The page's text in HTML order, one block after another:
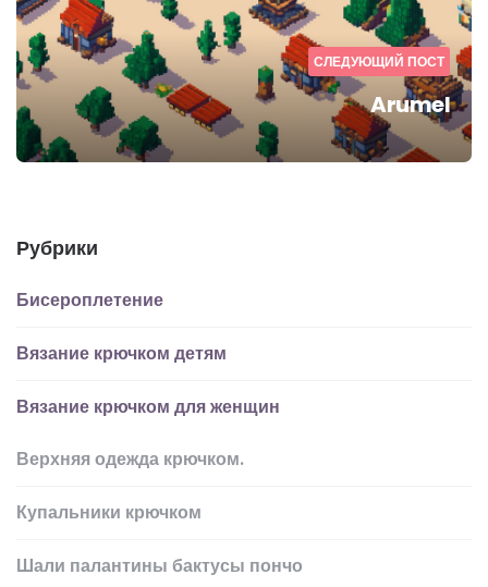
СЛЕДУЮЩИЙ ПОСТ
Arumel
Рубрики
Бисероплетение
Вязание крючком детям
Вязание крючком для женщин
Верхняя одежда крючком.
Купальники крючком
Шали палантины бактусы пончо